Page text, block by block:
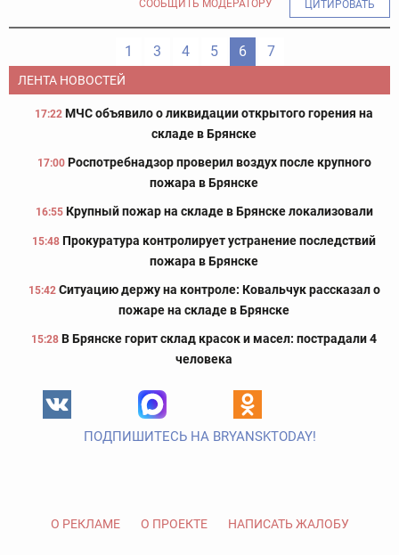
СООБЩИТЬ МОДЕРАТОРУ ЦИТИРОВАТЬ
1 3 4 5 6 7
ЛЕНТА НОВОСТЕЙ
17:22 МЧС объявило о ликвидации открытого горения на
складе в Брянске
17:00 Роспотребнадзор проверил воздух после крупного
пожара в Брянске
16:55 Крупный пожар на складе в Брянске локализовали
15:48 Прокуратура контролирует устранение последствий
пожара в Брянске
15:42 Ситуацию держу на контроле: Ковальчук рассказал о
пожаре на складе в Брянске
15:28 В Брянске горит склад красок и масел: пострадали 4
человека
ПОДПИШИТЕСЬ НА BRYANSKTODAY!
О РЕКЛАМЕ О ПРОЕКТЕ НАПИСАТЬ ЖАЛОБУ